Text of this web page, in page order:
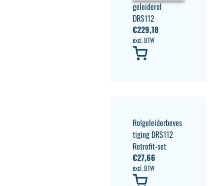
geleiderol
DRS112
€229,18
excl. BTW
Rolgeleiderbeves
tiging DRS112
Retrofit-set
€27,66
excl. BTW